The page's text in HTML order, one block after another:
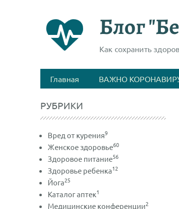
Блог
Как сохранить
Главная ВАЖНО
РУБРИКИ
Вред от курения9
Женское здоровье60
Здоровое питание56
Здоровье ребенка12
Йога25
Каталог аптек1
Медицинские конференции2